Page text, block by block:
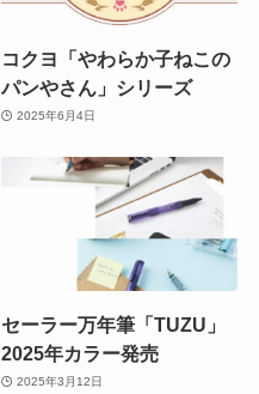
コクヨ「やわらか子ねこの
パンやさん」シリーズ
2025年6月4日
セーラー万年筆「TUZU」
2025年カラー発売
2025年3月12日